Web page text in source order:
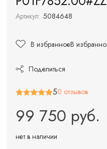
Артикул: 5084648
В избранноеВ
Поделиться
50 отзывов
99 750 руб.
нет в наличии